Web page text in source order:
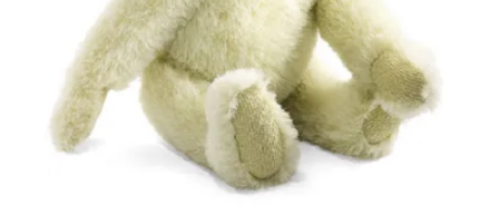
ご安心ください！商品は確実にお届けします。
商品は直接海外から届くのですか。受取の際、関税な
どはかかりますか？
商品は全て当店へ入荷させたのち欠品を行いお客様
埼玉県 S・W 様
「送られる際にメールなどで届けて頂きとても
安心感がありました」